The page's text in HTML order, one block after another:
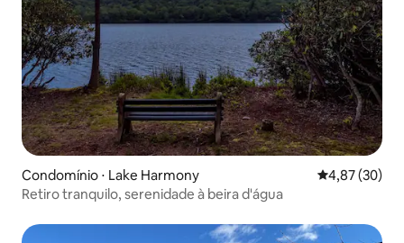
Condomínio ⋅ Lake Harmony 4,87 de uma
4,87 (30)
Retiro tranquilo, serenidade à beira d'água